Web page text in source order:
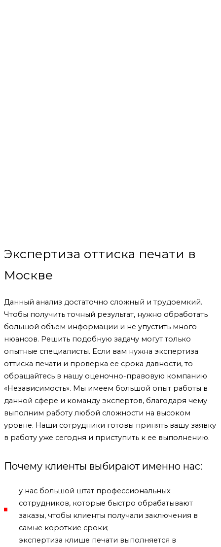
Экспертиза оттиска печати в
Москве
Данный анализ достаточно сложный и трудоемкий.
Чтобы получить точный результат, нужно обработать
большой объем информации и не упустить много
нюансов. Решить подобную задачу могут только
опытные специалисты. Если вам нужна экспертиза
оттиска печати и проверка ее срока давности, то
обращайтесь в нашу оценочно-правовую компанию
«Независимость». Мы имеем большой опыт работы в
данной сфере и команду экспертов, благодаря чему
выполним работу любой сложности на высоком
уровне. Наши сотрудники готовы принять вашу заявку
в работу уже сегодня и приступить к ее выполнению.
Почему клиенты выбирают именно нас:
у нас большой штат профессиональных
сотрудников, которые быстро обрабатывают
заказы, чтобы клиенты получали заключения в
самые короткие сроки;
экспертиза клише печати выполняется в